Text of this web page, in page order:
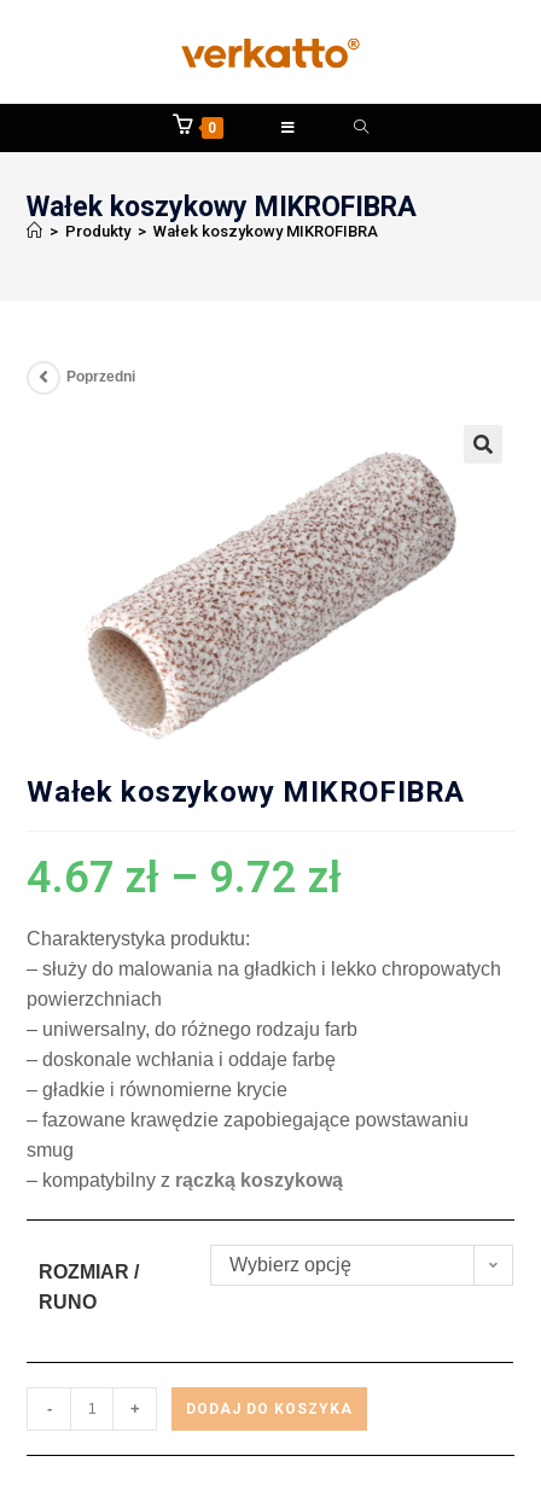
0
Wałek koszykowy MIKROFIBRA
> Produkty > Wałek koszykowy MIKROFIBRA
Poprzedni
Wałek koszykowy MIKROFIBRA
4.67 zł – 9.72 zł
Charakterystyka produktu:
– służy do malowania na gładkich i lekko chropowatych
powierzchniach
– uniwersalny, do różnego rodzaju farb
– doskonale wchłania i oddaje farbę
– gładkie i równomierne krycie
– fazowane krawędzie zapobiegające powstawaniu
smug
– kompatybilny z rączką koszykową
ROZMIAR /
RUNO
Wybierz opcję
- + DODAJ DO KOSZYKA